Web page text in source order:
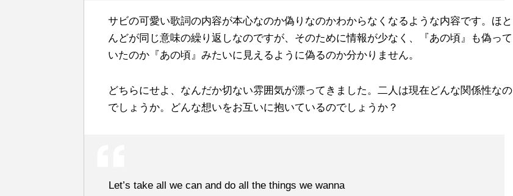
サビの可愛い歌詞の内容が本心なのか偽りなのかわからなくなるような内容です。ほと
んどが同じ意味の繰り返しなのですが、そのために情報が少なく、『あの頃』も偽って
いたのか『あの頃』みたいに見えるように偽るのか分かりません。
どちらにせよ、なんだか切ない雰囲気が漂ってきました。二人は現在どんな関係性なの
でしょうか。どんな想いをお互いに抱いているのでしょうか？
Let’s take all we can and do all the things we wanna